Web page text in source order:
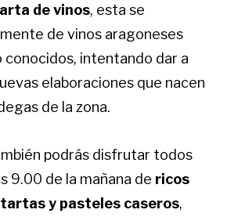
de vinos, esta se
de vinos aragoneses
intentando dar a
elaboraciones que nacen
de la zona.
podrás disfrutar todos
9.00 de la mañana de ricos
y pasteles caseros,